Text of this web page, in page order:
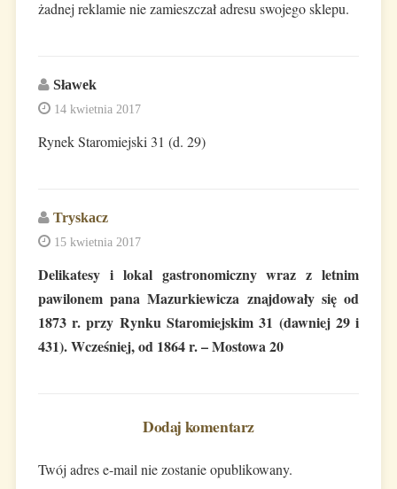
żadnej reklamie nie zamieszczał adresu swojego sklepu.
Sławek
14 kwietnia 2017
Rynek Staromiejski 31 (d. 29)
Tryskacz
15 kwietnia 2017
Delikatesy i lokal gastronomiczny wraz z letnim
pawilonem pana Mazurkiewicza znajdowały się od
1873 r. przy Rynku Staromiejskim 31 (dawniej 29 i
431). Wcześniej, od 1864 r. – Mostowa 20
Dodaj komentarz
Twój adres e-mail nie zostanie opublikowany.